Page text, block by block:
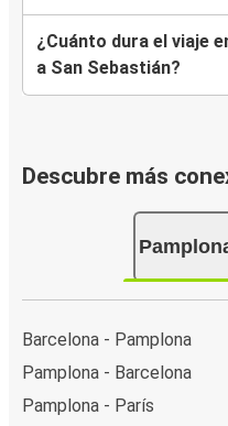
¿Cuánto dura el viaje
a San Sebastián?
Descubre más
Barcelona - Pamplona
Pamplona - Barcelona
Pamplona - París